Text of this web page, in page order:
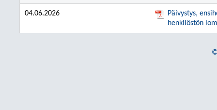
04.06.2026
Päivystys,
henkilöstön